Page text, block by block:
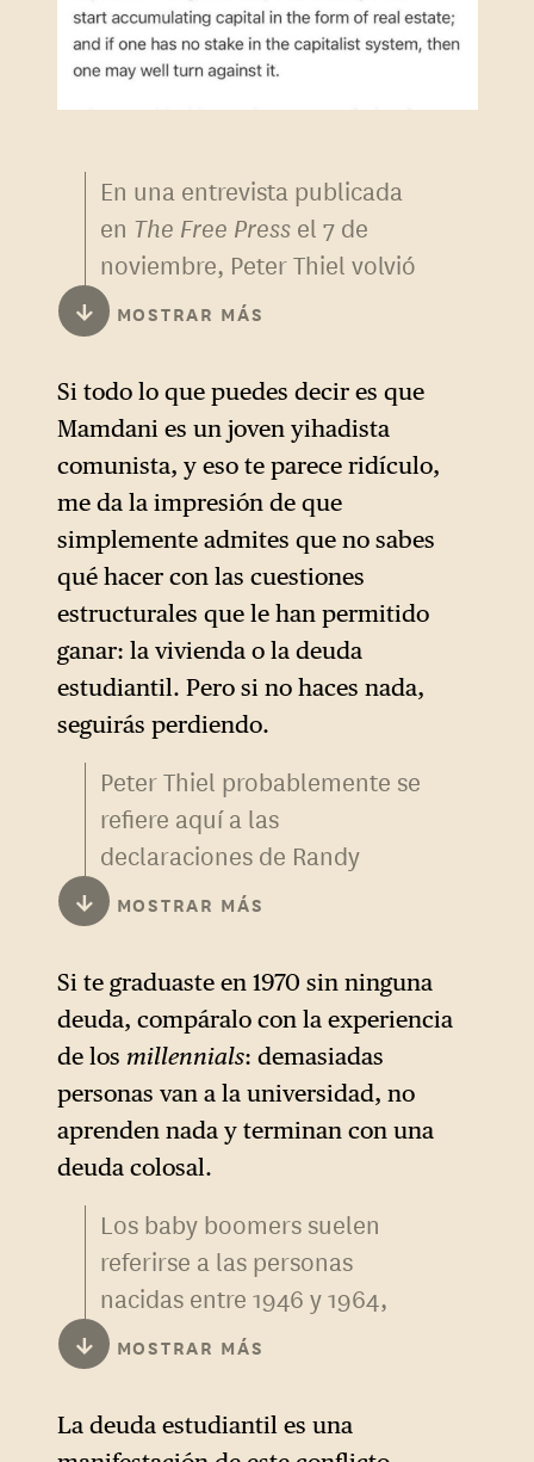
En una entrevista publicada
en The Free Press el 7 de
noviembre, Peter Thiel volvió
sobre sus palabras y amplió el
marco de su análisis.
↓ MOSTRAR MÁS
Si todo lo que puedes decir es que
Mamdani es un joven yihadista
comunista, y eso te parece ridículo,
me da la impresión de que
simplemente admites que no sabes
qué hacer con las cuestiones
estructurales que le han permitido
ganar: la vivienda o la deuda
estudiantil. Pero si no haces nada,
seguirás perdiendo.
Peter Thiel probablemente se
refiere aquí a las
declaraciones de Randy
Forbes, miembro republicano
del Congreso, que dijo a
Newsmax
sobre Zohran
Mamdani: «No sólo es
comunista, sino también
yihadista… Las dos peores
ideologías antiamericanas se
combinan en él».
Varios memes y declaraciones
asociados al mundo MAGA
han tratado de imponer un
marco narrativo a la elección
del primer alcalde musulmán
una guerra cultural y
↓ MOSTRAR MÁS
Si te graduaste en 1970 sin ninguna
deuda, compáralo con la experiencia
de los millennials: demasiadas
personas van a la universidad, no
aprenden nada y terminan con una
deuda colosal.
Los baby boomers suelen
referirse a las personas
nacidas entre 1946 y 1964,
durante el auge demográfico
que siguió a la Segunda
Guerra Mundial. La
generación X corresponde
↓ MOSTRAR MÁS
La deuda estudiantil es una